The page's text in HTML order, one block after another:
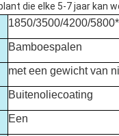
die elke 5-7 jaar kan
1850/3500/4200/
Bamboespalen
met een gewicht van
Buitenoliecoating
Een